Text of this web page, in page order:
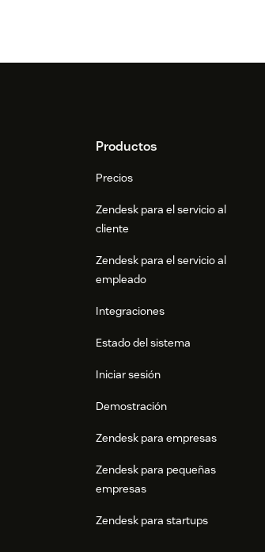
FooterProductos
Precios
Zendesk para el servicio al
cliente
Zendesk para el servicio al
empleado
Integraciones
Estado del sistema
Iniciar sesión
Demostración
Zendesk para empresas
Zendesk para pequeñas
empresas
Zendesk para startups